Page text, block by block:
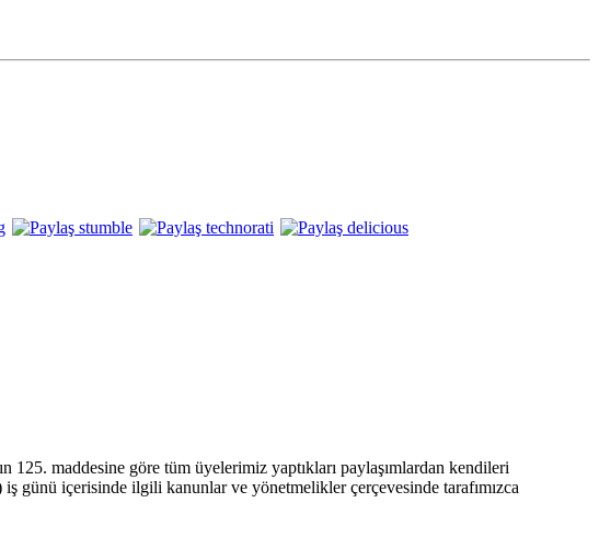
125. maddesine göre tüm üyelerimiz yaptıkları paylaşımlardan kendileri
günü içerisinde ilgili kanunlar ve yönetmelikler çerçevesinde tarafımızca